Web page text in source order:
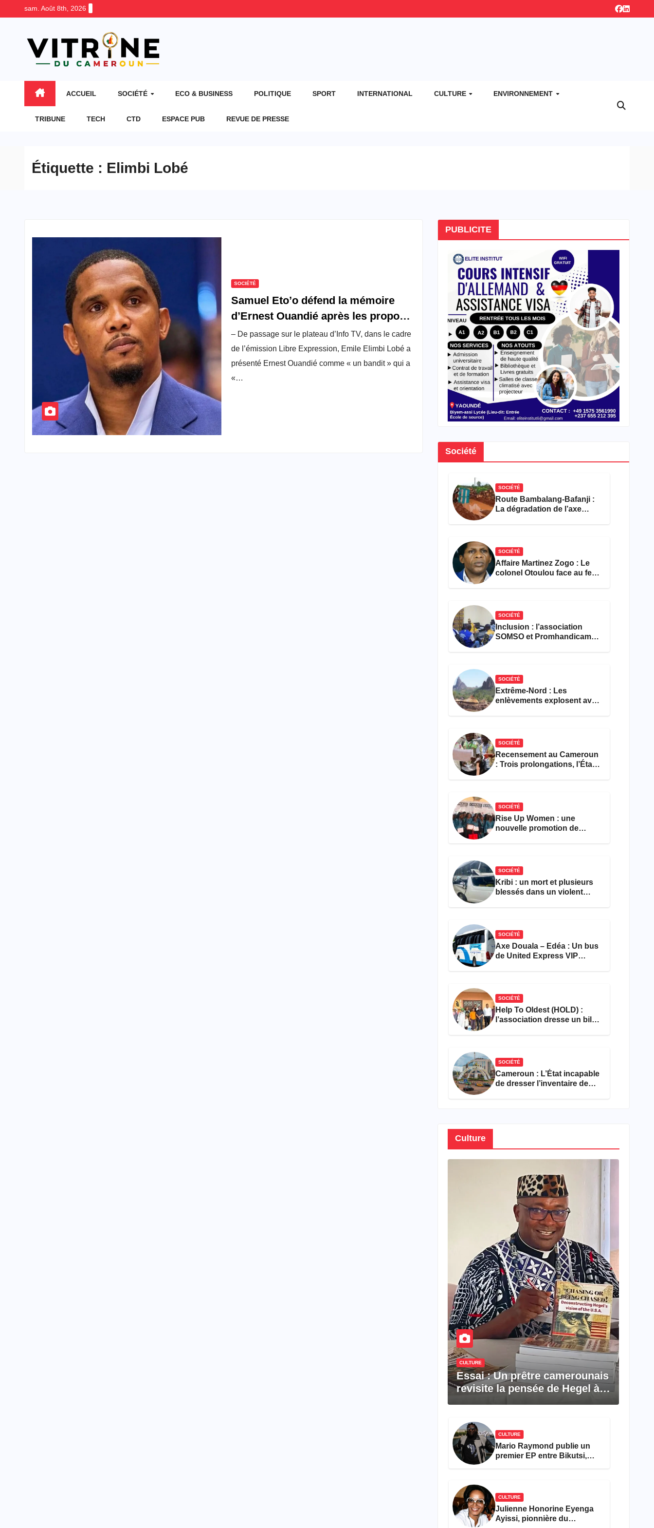
sam. Août 8th, 2026
ACCUEIL SOCIÉTÉ ECO & BUSINESS POLITIQUE SPORT INTERNATIONAL CULTURE ENVIRONNEMENT
TRIBUNE TECH CTD ESPACE PUB REVUE DE PRESSE
Étiquette : Elimbi Lobé
SOCIÉTÉ
Samuel Eto’o défend la mémoire
d’Ernest Ouandié après les propos
incendiaires d’Elimbi Lobé
– De passage sur le plateau d’Info TV, dans le cadre
de l’émission Libre Expression, Emile Elimbi Lobé a
présenté Ernest Ouandié comme « un bandit » qui a
«…
PUBLICITE
Société
SOCIÉTÉ
Route Bambalang-Bafanji :
La dégradation de l’axe
SOCIÉTÉ
Affaire Martinez Zogo : Le
colonel Otoulou face au feu
SOCIÉTÉ
Inclusion : l’association
SOMSO et Promhandicam
SOCIÉTÉ
Extrême-Nord : Les
enlèvements explosent avec
SOCIÉTÉ
Recensement au Cameroun
: Trois prolongations, l’État
SOCIÉTÉ
Rise Up Women : une
nouvelle promotion de
SOCIÉTÉ
Kribi : un mort et plusieurs
blessés dans un violent
SOCIÉTÉ
Axe Douala – Edéa : Un bus
de United Express VIP
SOCIÉTÉ
Help To Oldest (HOLD) :
l’association dresse un bilan
SOCIÉTÉ
Cameroun : L’État incapable
de dresser l’inventaire de
Culture
CULTURE
Essai : Un prêtre camerounais
revisite la pensée de Hegel à
CULTURE
Mario Raymond publie un
premier EP entre Bikutsi,
CULTURE
Julienne Honorine Eyenga
Ayissi, pionnière du